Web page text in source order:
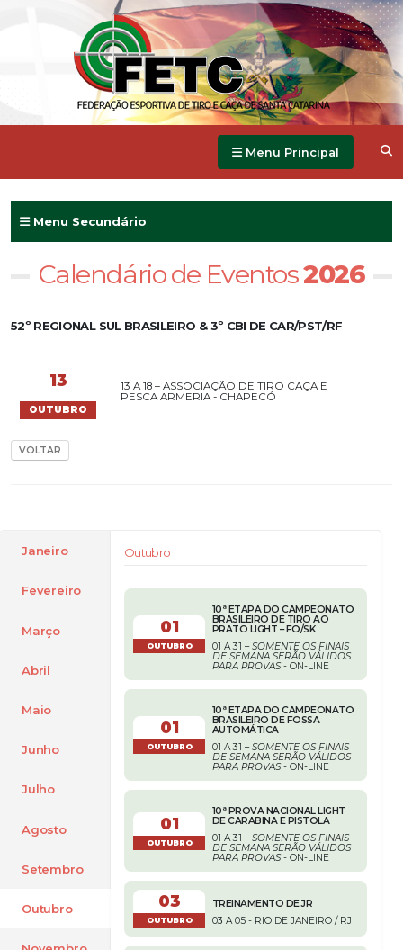
Menu Principal
Menu Secundário
Calendário de Eventos2026
52º REGIONAL SUL BRASILEIRO & 3º CBI DE CAR/PST/RF
13
OUTUBRO
13 A 18 – ASSOCIAÇÃO DE TIRO CAÇA E
PESCA ARMERIA - CHAPECÓ
VOLTAR
Janeiro
Fevereiro
Março
Abril
Maio
Junho
Julho
Agosto
Setembro
Outubro
Outubro
01
OUTUBRO
10ª ETAPA DO CAMPEONATO
BRASILEIRO DE TIRO AO
PRATO LIGHT – FO/SK
01 A 31 –SOMENTE OS FINAIS
DE SEMANA SERÃO VÁLIDOS
PARA PROVAS - ON-LINE
01
OUTUBRO
10ª ETAPA DO CAMPEONATO
BRASILEIRO DE FOSSA
AUTOMÁTICA
01 A 31 –SOMENTE OS FINAIS
DE SEMANA SERÃO VÁLIDOS
PARA PROVAS - ON-LINE
01
OUTUBRO
10ª PROVA NACIONAL LIGHT
DE CARABINA E PISTOLA
01 A 31 –SOMENTE OS FINAIS
DE SEMANA SERÃO VÁLIDOS
PARA PROVAS - ON-LINE
03
OUTUBRO
TREINAMENTO DE JR
03 A 05 - RIO DE JANEIRO / RJ